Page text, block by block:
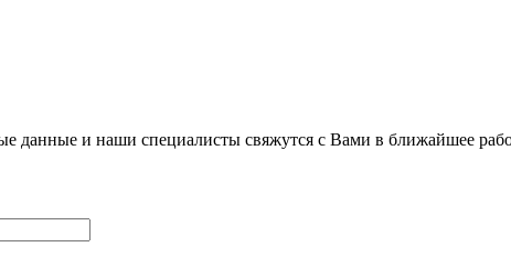
данные и наши специалисты свяжутся с Вами в ближайшее